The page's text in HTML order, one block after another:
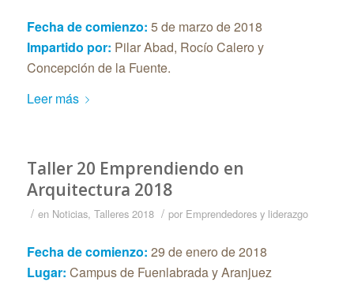
Fecha de comienzo: 5 de marzo de 2018
Impartido por: Pilar Abad, Rocío Calero y
Concepción de la Fuente.
Leer más
Taller 20 Emprendiendo en
Arquitectura 2018
/ en Noticias, Talleres 2018 / por Emprendedores y liderazgo
Fecha de comienzo: 29 de enero de 2018
Lugar: Campus de Fuenlabrada y Aranjuez